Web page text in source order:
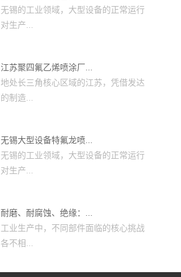
无锡的工业领域，大型设备的正常运行
对生产...
江苏聚四氟乙烯喷涂厂...
地处长三角核心区域的江苏，凭借发达
的制造...
无锡大型设备特氟龙喷...
无锡的工业领域，大型设备的正常运行
对生产...
耐磨、耐腐蚀、绝缘：...
工业生产中，不同部件面临的核心挑战
各不相...